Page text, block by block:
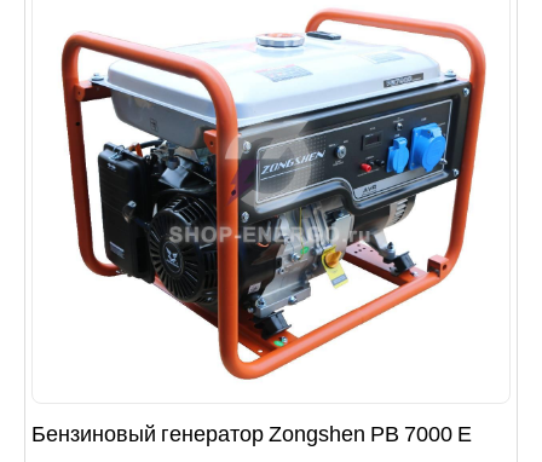
Бензиновый генератор Zongshen PB 7000 E